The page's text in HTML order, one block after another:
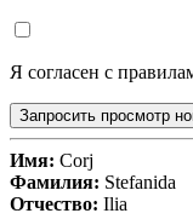
Я согласен с
Запросить просмотр
Имя: Corj
Фамилия: Stefanida
Отчество: Ilia